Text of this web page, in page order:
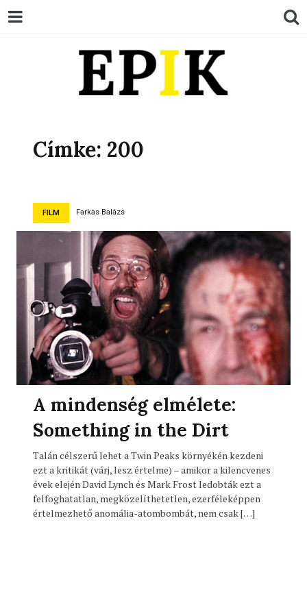
EPIK
Címke: 200
FILM Farkas Balázs
A mindenség elmélete:
Something in the Dirt
Talán célszerű lehet a Twin Peaks környékén kezdeni
ezt a kritikát (várj, lesz értelme) – amikor a kilencvenes
évek elején David Lynch és Mark Frost ledobták ezt a
felfoghatatlan, megközelíthetetlen, ezerféleképpen
értelmezhető anomália-atombombát, nem csak […]